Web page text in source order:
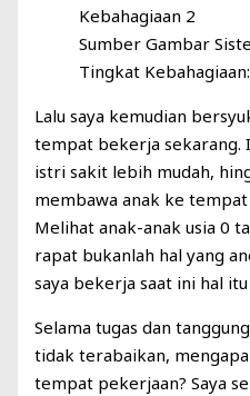
Sumber Gambar
Tingkat
Lalu saya kemudian
tempat bekerja sekarang.
istri sakit lebih mudah,
membawa anak ke
Melihat anak-anak usia 0
rapat bukanlah hal yang
saya bekerja saat ini hal
Selama tugas dan
tidak terabaikan,
tempat pekerjaan? Saya